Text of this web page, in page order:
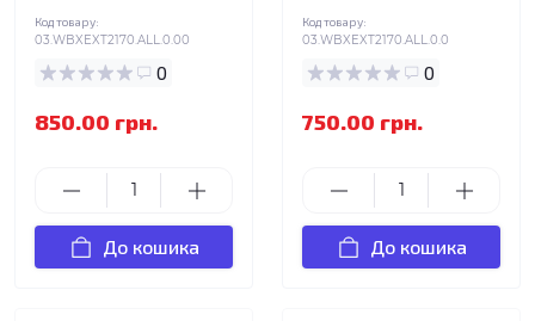
Код товару:
03.WBXEXT2170.ALL.0.00
0
850.00 грн.
До кошика
Код товару:
03.WBXEXT2170.ALL.0.0
0
750.00 грн.
До кошика